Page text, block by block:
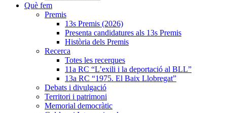
Què fem
Premis
13s Premis (2026)
Presenta candidatures als 13s Premis
Història dels Premis
Recerca
Totes les recerques
11a RC “L’exili i la deportació al BLL”
13a RC “1975. El Baix Llobregat”
Debats i divulgació
Territori i patrimoni
Memorial democràtic